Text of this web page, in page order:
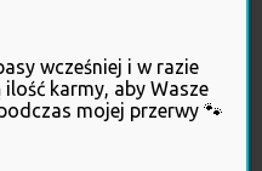
wcześniej i w razie
karmy, aby Wasze
mojej przerwy 🐾